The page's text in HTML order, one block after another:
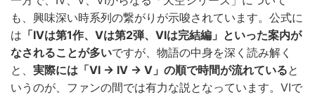
も、興味深い時系列の繋がりが示唆されています。公式に
は 「IVは第1作、Vは第2弾、VIは完結編」といった案内が
なされることが多いですが、物語の中身を深く読み解く
と、 実際には「VI → IV → V」の順で時間が流れていると
いうのが、ファンの間では有力な説となっています。VIで